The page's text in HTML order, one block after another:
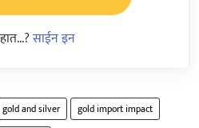
साईन इन
gold and silver gold import impact